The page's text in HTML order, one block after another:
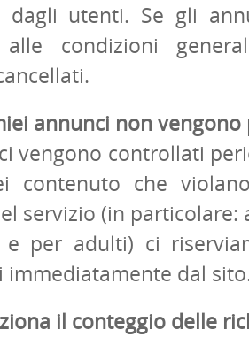
dagli utenti. Se gli
alle condizioni
annunci non vengono
vengono controllati
contenuto che
servizio (in particolare:
e per adulti) ci
immediatamente dal
il conteggio delle